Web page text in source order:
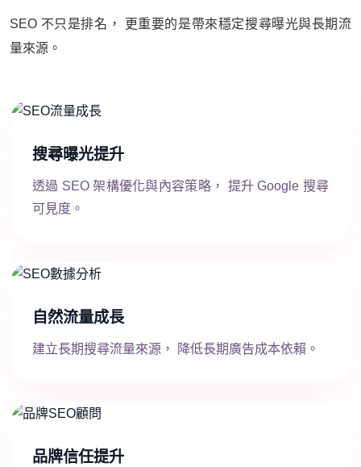
SEO 不只是排名， 更重要的是帶來穩定搜尋曝光與長期流
量來源。
搜尋曝光提升
透過 SEO 架構優化與內容策略， 提升 Google 搜尋
可見度。
自然流量成長
建立長期搜尋流量來源， 降低長期廣告成本依賴。
品牌信任提升